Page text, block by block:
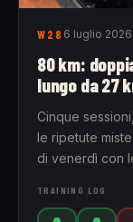
W28 6 luglio 2026
80 km:
lungo da 27
Cinque
le ripetute
di venerdì con
TRAINING LOG